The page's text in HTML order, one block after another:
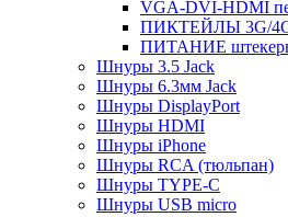
VGA-DVI-HDMI
ПИКТЕЙЛЫ 3G/
ПИТАНИЕ
Шнуры 3.5 Jack
Шнуры 6.3мм Jack
Шнуры DisplayPort
Шнуры HDMI
Шнуры iPhone
Шнуры RCA (тюльпан)
Шнуры TYPE-C
Шнуры USB micro